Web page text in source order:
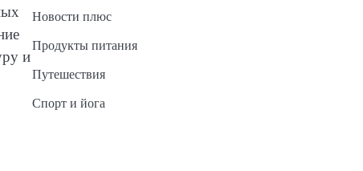
и
Новости плюс
Продукты питания
Путешествия
Спорт и йога